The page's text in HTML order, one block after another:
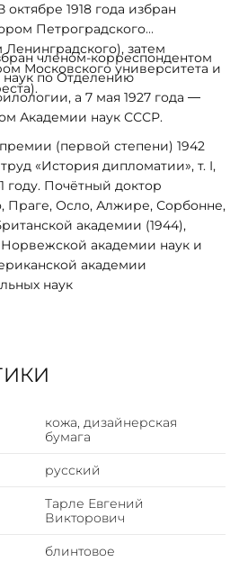
1918 года избран
Петроградского
затем
Московского университета и
членом-корреспондентом
по Отделению
а 7 мая 1927 года —
Академии наук СССР.
(первой степени) 1942
«История дипломатии», т. I,
году. Почётный доктор
Праге, Осло, Алжире, Сорбонне,
академии (1944),
академии наук и
академии
наук
кожа, дизайнерская
бумага
русский
Тарле Евгений
Викторович
блинтовое